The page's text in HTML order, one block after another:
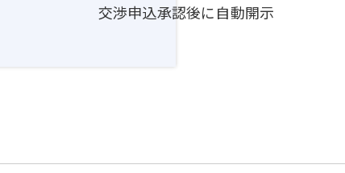
交渉申込承認後に自動開示